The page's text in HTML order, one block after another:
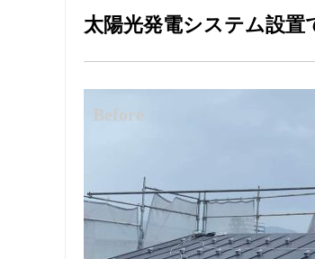
太陽光発電システム設置